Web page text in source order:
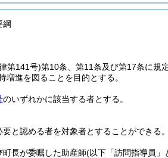
綱
第141号)第10条、第11条及び第17条に規
進を図ることを目的とする。
のいずれかに該当する者とする。
と認める者を対象者とすることができる。
長が委嘱した助産師(以下「訪問指導員」